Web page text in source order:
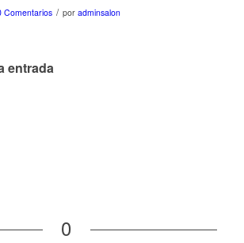
Comentarios / por adminsalon
entrada
0